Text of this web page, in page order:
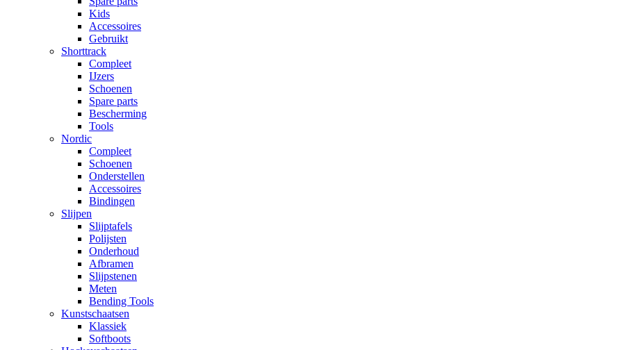
Kids
Accessoires
Gebruikt
Shorttrack
Compleet
IJzers
Schoenen
Spare parts
Bescherming
Tools
Nordic
Compleet
Schoenen
Onderstellen
Accessoires
Bindingen
Slijpen
Slijptafels
Polijsten
Onderhoud
Afbramen
Slijpstenen
Meten
Bending Tools
Kunstschaatsen
Klassiek
Softboots